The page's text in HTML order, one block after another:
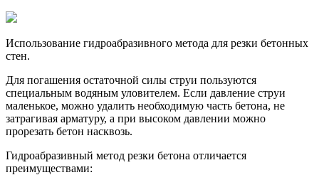
Использование гидроабразивного метода для резки бетонных
стен.
Для погашения остаточной силы струи пользуются
специальным водяным уловителем. Если давление струи
маленькое, можно удалить необходимую часть бетона, не
затрагивая арматуру, а при высоком давлении можно
прорезать бетон насквозь.
Гидроабразивный метод резки бетона отличается
преимуществами: